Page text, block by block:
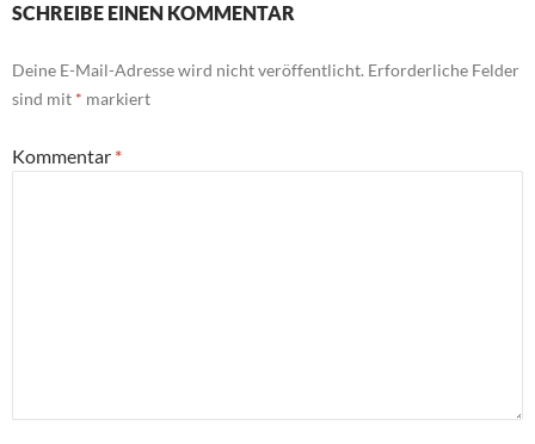
SCHREIBE EINEN KOMMENTAR
Deine E-Mail-Adresse wird nicht veröffentlicht. Erforderliche Felder
sind mit * markiert
Kommentar *